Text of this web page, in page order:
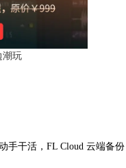
潮玩
手干活，FL Cloud 云端备份